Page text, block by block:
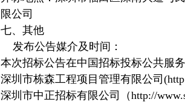
限公司
七、其他
发布公告媒介及时间：
本次招标公告在中国招标投标公共服
深圳市栋森工程项目管理有限公司(
深圳市中正招标有限公司（http://